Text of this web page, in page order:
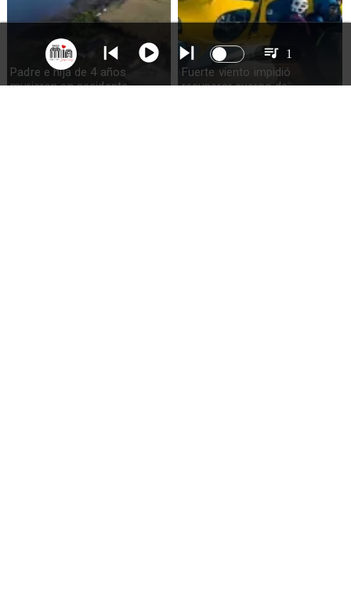
Padre e hija de 4 años
murieron en accidente
Fuerte viento impidió
recuperar cuerpo de
1